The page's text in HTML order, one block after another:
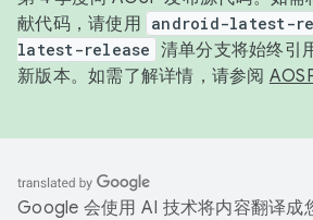
献代码，请使用 android-latest-
latest-release 清单分支将始终引
新版本。如需了解详情，请参阅
Google 会使用 AI 技术将内容翻译成